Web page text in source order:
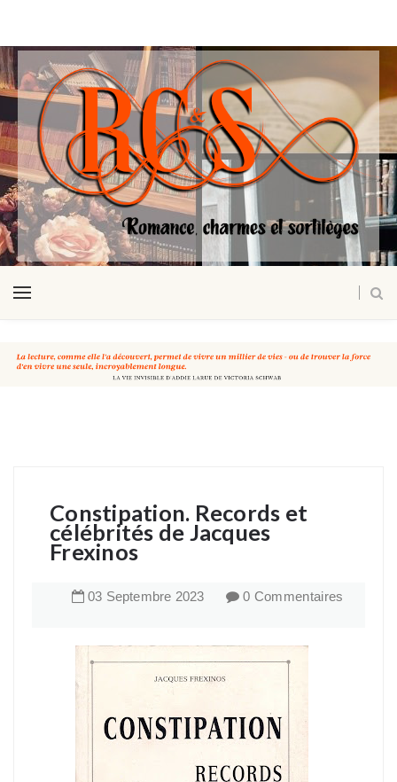
Constipation. Records et
célébrités de Jacques
Frexinos
03 Septembre 2023 0 Commentaires